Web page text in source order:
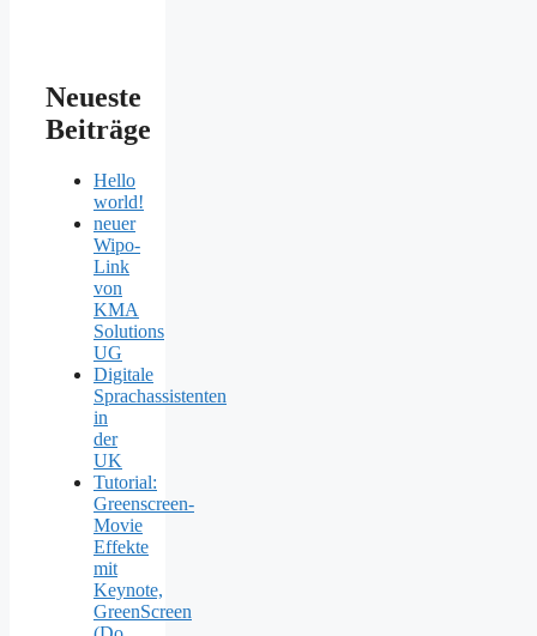
Neueste
Beiträge
Hello
world!
neuer
Wipo-
Link
von
KMA
Solutions
UG
Digitale
Sprachassistenten
in
der
UK
Tutorial:
Greenscreen-
Movie
Effekte
mit
Keynote,
GreenScreen